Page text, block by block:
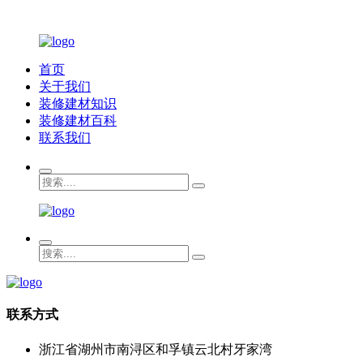
首页
关于我们
装修建材知识
装修建材百科
联系我们
联系方式
浙江省湖州市南浔区和孚镇云北村牙家湾